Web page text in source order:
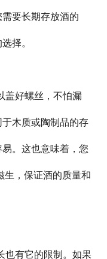
联系我们
要长期存放酒的
择。
盖好螺丝，不怕漏
木质或陶制品的存
。这也意味着，您
生，保证酒的质量和
也有它的限制。如果